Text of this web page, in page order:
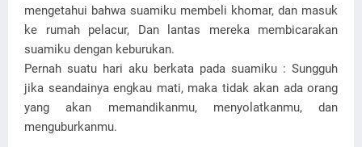
mengetahui bahwa suamiku membeli khomar, dan masuk
ke rumah pelacur, Dan lantas mereka membicarakan
suamiku dengan keburukan.
Pernah suatu hari aku berkata pada suamiku : Sungguh
jika seandainya engkau mati, maka tidak akan ada orang
yang akan memandikanmu, menyolatkanmu, dan
menguburkanmu.